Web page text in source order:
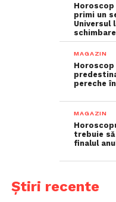
primi un
Universul
MAGAZIN
pereche
MAGAZIN
trebuie
finalul
Știri recente